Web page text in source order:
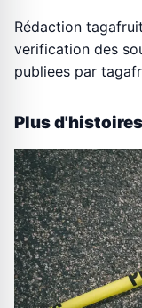
Rédaction
verification des
publiees par
Plus d'histoires